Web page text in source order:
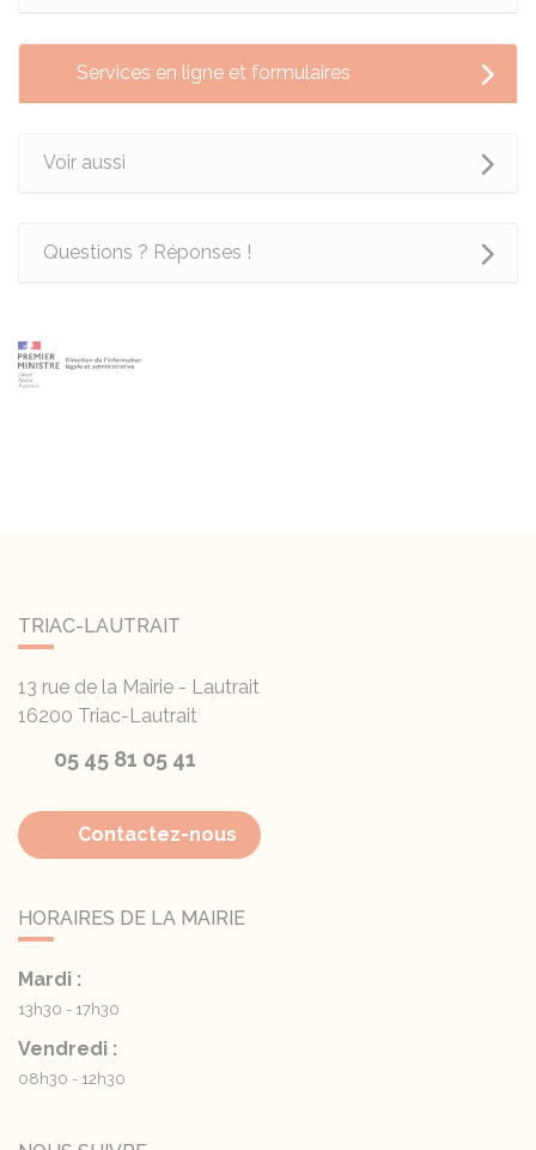
Services en ligne et formulaires
Voir aussi
Questions ? Réponses !
TRIAC-LAUTRAIT
13 rue de la Mairie - Lautrait
16200 Triac-Lautrait
05 45 81 05 41
Contactez-nous
HORAIRES DE LA MAIRIE
Mardi :
13h30 - 17h30
Vendredi :
08h30 - 12h30